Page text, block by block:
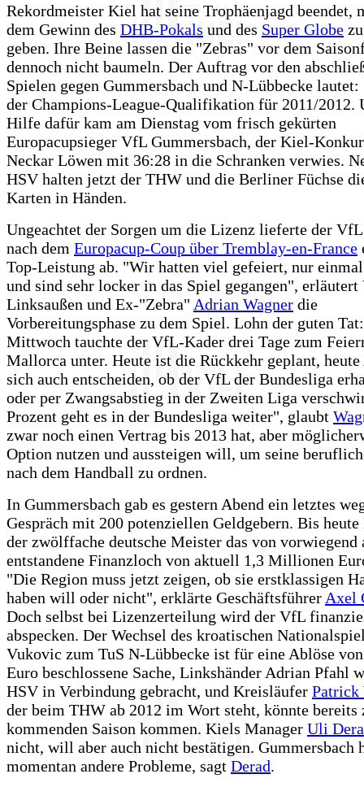
Rekordmeister Kiel hat seine Trophäenjagd beendet,
dem Gewinn des DHB-Pokals und des Super Globe
geben. Ihre Beine lassen die "Zebras" vor dem
dennoch nicht baumeln. Der Auftrag vor den
Spielen gegen Gummersbach und N-Lübbecke lautet:
der Champions-League-Qualifikation für 2011/2012.
Hilfe dafür kam am Dienstag vom frisch gekürten
Europacupsieger VfL Gummersbach, der Kiel-
Neckar Löwen mit 36:28 in die Schranken verwies.
HSV halten jetzt der THW und die Berliner Füchse
Karten in Händen.
Ungeachtet der Sorgen um die Lizenz lieferte der
nach dem Europacup-Coup über Tremblay-en-France
Top-Leistung ab. "Wir hatten viel gefeiert, nur
und sind sehr locker in das Spiel gegangen",
Linksaußen und Ex-"Zebra" Adrian Wagner die
Vorbereitungsphase zu dem Spiel. Lohn der guten
Mittwoch tauchte der VfL-Kader drei Tage zum
Mallorca unter. Heute ist die Rückkehr geplant,
sich auch entscheiden, ob der VfL der Bundesliga
oder per Zwangsabstieg in der Zweiten Liga
Prozent geht es in der Bundesliga weiter", glaubt
zwar noch einen Vertrag bis 2013 hat, aber
Option nutzen und aussteigen will, um seine
nach dem Handball zu ordnen.
In Gummersbach gab es gestern Abend ein letztes
Gespräch mit 200 potenziellen Geldgebern. Bis heute
der zwölffache deutsche Meister das von vorwiegend
entstandene Finanzloch von aktuell 1,3 Millionen
"Die Region muss jetzt zeigen, ob sie erstklassigen
haben will oder nicht", erklärte Geschäftsführer Axel
Doch selbst bei Lizenzerteilung wird der VfL
abspecken. Der Wechsel des kroatischen
Vukovic zum TuS N-Lübbecke ist für eine Ablöse
Euro beschlossene Sache, Linkshänder Adrian Pfahl
HSV in Verbindung gebracht, und Kreisläufer Patrick
der beim THW ab 2012 im Wort steht, könnte bereits
kommenden Saison kommen. Kiels Manager Uli
nicht, will aber auch nicht bestätigen. Gummersbach
momentan andere Probleme, sagt Derad.